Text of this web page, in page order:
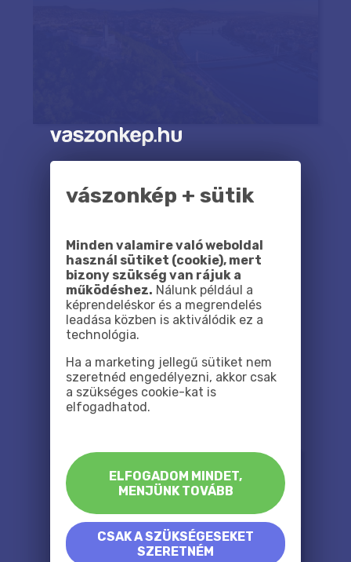
vászonkép + sütik
Minden valamire való weboldal
használ sütiket (cookie), mert
bizony szükség van rájuk a
működéshez. Nálunk például a
képrendeléskor és a megrendelés
leadása közben is aktiválódik ez a
technológia.
Ha a marketing jellegű sütiket nem
szeretnéd engedélyezni, akkor csak
a szükséges cookie-kat is
elfogadhatod.
ELFOGADOM MINDET,
MENJÜNK TOVÁBB
CSAK A SZÜKSÉGESEKET
SZERETNÉM